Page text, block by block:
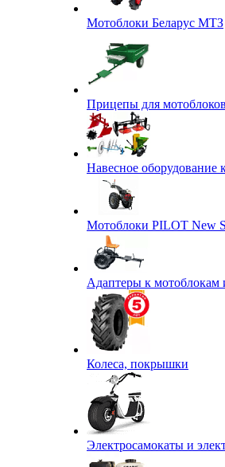
Мотоблоки Беларус МТЗ
Прицепы для мотоблоков
Навесное оборудование
Мотоблоки PILOT New
Адаптеры к мотоблокам
Колеса, покрышки
Электросамокаты и